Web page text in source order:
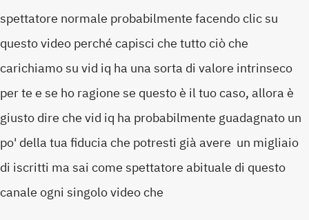
spettatore normale probabilmente facendo clic su
questo video perché capisci che tutto ciò che
carichiamo su vid iq ha una sorta di valore intrinseco
per te e se ho ragione se questo è il tuo caso, allora è
giusto dire che vid iq ha probabilmente guadagnato un
po' della tua fiducia che potresti già avere un migliaio
di iscritti ma sai come spettatore abituale di questo
canale ogni singolo video che